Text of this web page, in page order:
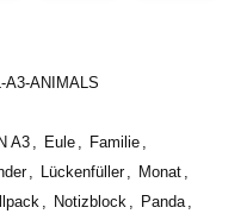
A3-ANIMALS
A3 Eule Familie
Lückenfüller Monat
Notizblock Panda